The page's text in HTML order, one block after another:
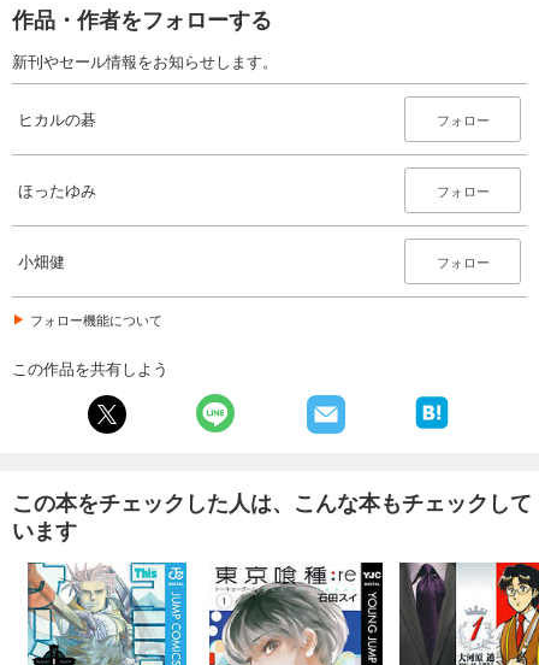
作品・作者をフォローする
新刊やセール情報をお知らせします。
ヒカルの碁 フォロー
ほったゆみ フォロー
小畑健 フォロー
フォロー機能について
この作品を共有しよう
この本をチェックした人は、こんな本もチェックして
います